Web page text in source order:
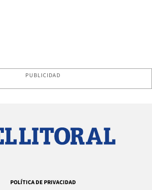
PUBLICIDAD
POLÍTICA DE PRIVACIDAD